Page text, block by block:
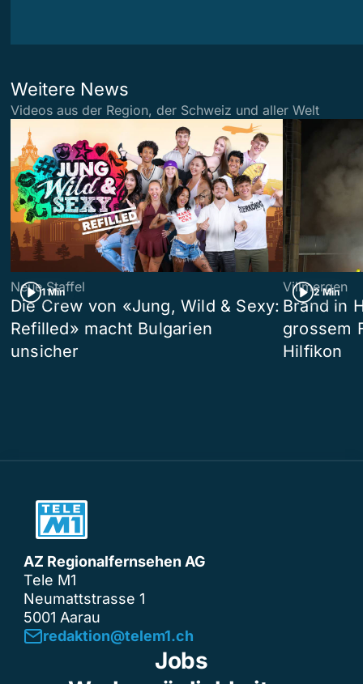
Weitere News
Videos aus der Region, der Schweiz und aller Welt
1 Min
Neue Staffel
Die Crew von «Jung, Wild & Sexy:
Refilled» macht Bulgarien
unsicher
2 Min
Villmergen
Brand in
grossem
Hilfikon
AZ Regionalfernsehen AG
Tele M1
Neumattstrasse 1
5001 Aarau
redaktion@telem1.ch
Jobs